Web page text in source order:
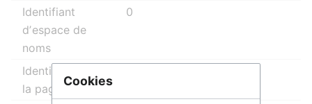
Identifiant
dʼespace de
noms
0
Identifiant de
la page
Cookies